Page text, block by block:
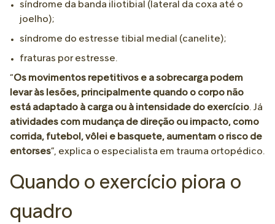
síndrome da banda iliotibial (lateral da coxa até o
joelho);
síndrome do estresse tibial medial (canelite);
fraturas por estresse.
“Os movimentos repetitivos e a sobrecarga podem
levar às lesões, principalmente quando o corpo não
está adaptado à carga ou à intensidade do exercício. Já
atividades com mudança de direção ou impacto, como
corrida, futebol, vôlei e basquete, aumentam o risco de
entorses”, explica o especialista em trauma ortopédico.
Quando o exercício piora o
quadro